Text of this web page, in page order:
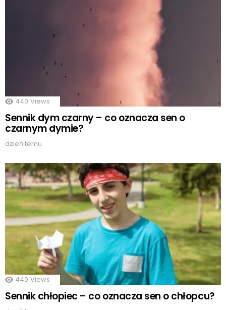
440 Views
Sennik dym czarny – co oznacza sen o
czarnym dymie?
dzień temu
440 Views
Sennik chłopiec – co oznacza sen o chłopcu?